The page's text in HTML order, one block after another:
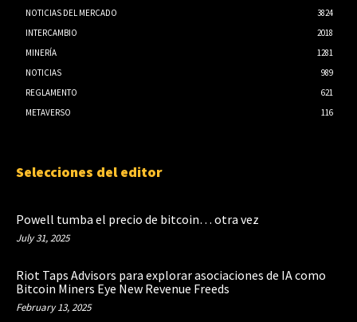
NOTICIAS DEL MERCADO
3824
INTERCAMBIO
2018
MINERÍA
1281
NOTICIAS
989
REGLAMENTO
621
METAVERSO
116
Selecciones del editor
Powell tumba el precio de bitcoin… otra vez
July 31, 2025
Riot Taps Advisors para explorar asociaciones de IA como
Bitcoin Miners Eye New Revenue Freeds
February 13, 2025